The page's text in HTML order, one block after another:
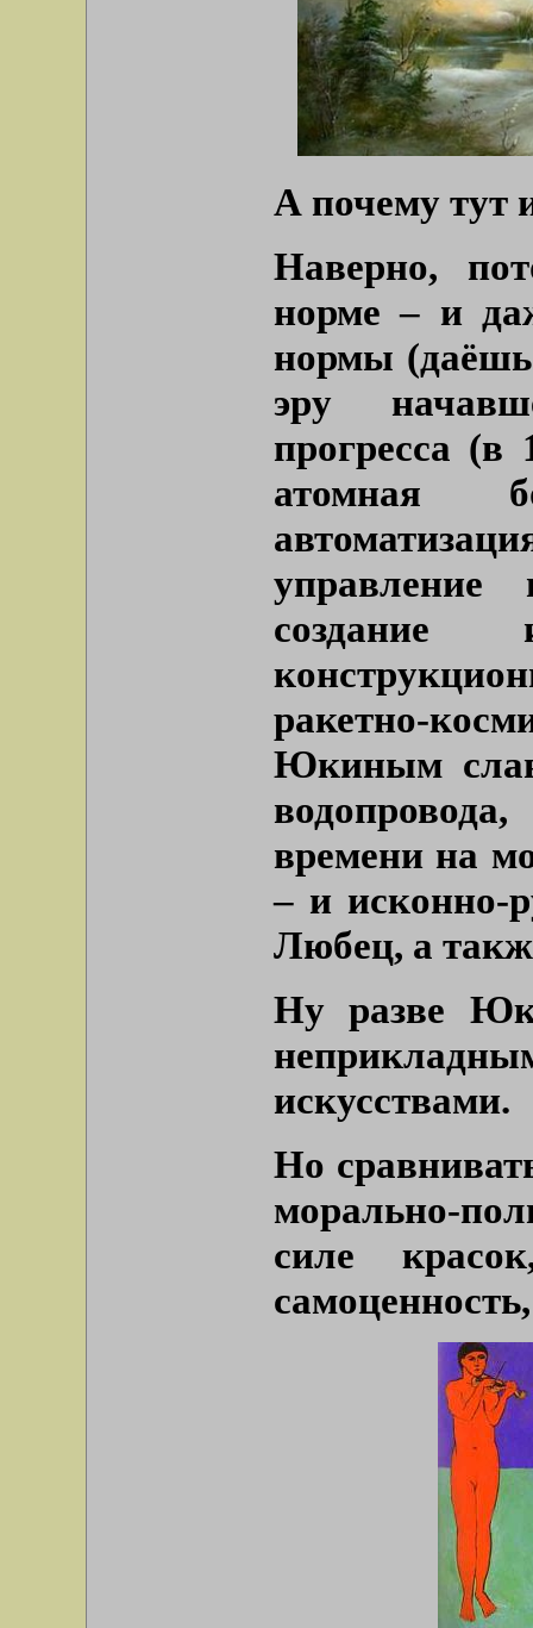
А почему тут
Наверно,
норме – и
нормы (даёшь
эру
прогресса
атомная
ракетно-
Юкиным
времени на
– и исконно-
Любец, а
Ну разве
искусствами.
Но
морально-
силе